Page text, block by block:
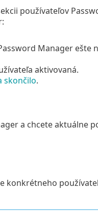
používateľov
Manager ešte
aktivovaná.
skončilo.
a chcete aktuálne
konkrétneho